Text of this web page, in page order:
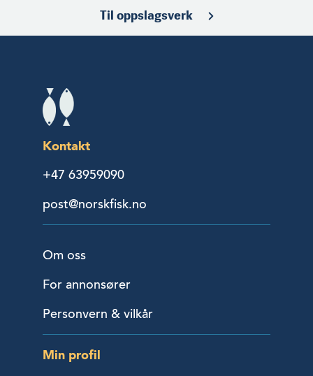
Til oppslagsverk
Kontakt
+47 63959090
post@norskfisk.no
Om oss
For annonsører
Personvern & vilkår
Min profil